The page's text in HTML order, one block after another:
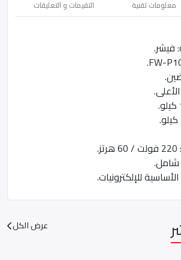
معلومات تقنية التقيمات و التعليقات
فيشر.
شامل.
للإلكترونيات.
عرض الكل